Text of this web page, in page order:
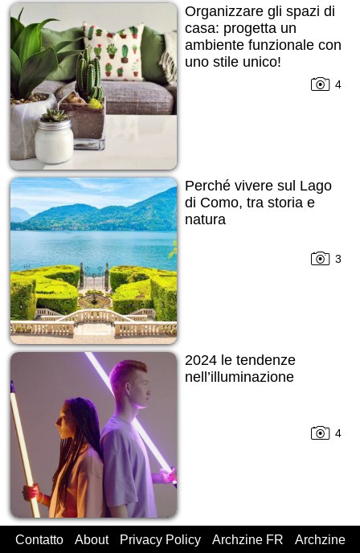
Organizzare gli spazi di
casa: progetta un
ambiente funzionale con
uno stile unico!
4
Perché vivere sul Lago
di Como, tra storia e
natura
3
2024 le tendenze
nell’illuminazione
4
Contatto About Privacy Policy Archzine FR Archzine